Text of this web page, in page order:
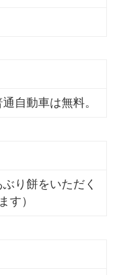
自動車は無料。
り餅をいただく
す）